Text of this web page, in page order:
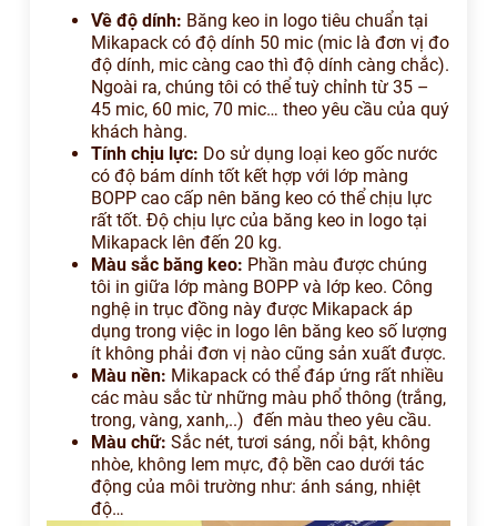
Về độ dính: Băng keo in logo tiêu chuẩn tại
Mikapack có độ dính 50 mic (mic là đơn vị đo
độ dính, mic càng cao thì độ dính càng chắc).
Ngoài ra, chúng tôi có thể tuỳ chỉnh từ 35 –
45 mic, 60 mic, 70 mic… theo yêu cầu của quý
khách hàng.
Tính chịu lực: Do sử dụng loại keo gốc nước
có độ bám dính tốt kết hợp với lớp màng
BOPP cao cấp nên băng keo có thể chịu lực
rất tốt. Độ chịu lực của băng keo in logo tại
Mikapack lên đến 20 kg.
Màu sắc băng keo: Phần màu được chúng
tôi in giữa lớp màng BOPP và lớp keo. Công
nghệ in trục đồng này được Mikapack áp
dụng trong việc in logo lên băng keo số lượng
ít không phải đơn vị nào cũng sản xuất được.
Màu nền: Mikapack có thể đáp ứng rất nhiều
các màu sắc từ những màu phổ thông (trắng,
trong, vàng, xanh,..) đến màu theo yêu cầu.
Màu chữ: Sắc nét, tươi sáng, nổi bật, không
nhòe, không lem mực, độ bền cao dưới tác
động của môi trường như: ánh sáng, nhiệt
độ…